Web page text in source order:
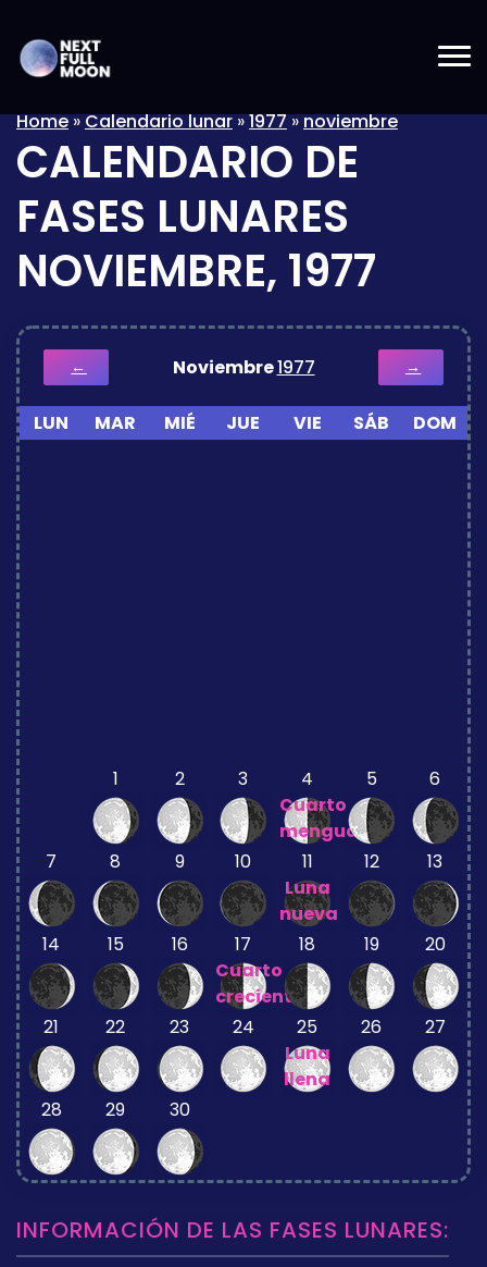
Home»Calendario lunar»1977»noviembre
CALENDARIO DE
FASES LUNARES
NOVIEMBRE, 1977
← Noviembre1977 →
LUN MAR MIÉ JUE VIE SÁB DOM
1 2 3
4
Cuarto
menguante
5 6
7 8 9 10
11
Luna
nueva
12 13
14 15 16
17
Cuarto
creciente
18 19 20
21 22 23 24
25
Luna
llena
26 27
28 29 30
INFORMACIÓN DE LAS FASES LUNARES: